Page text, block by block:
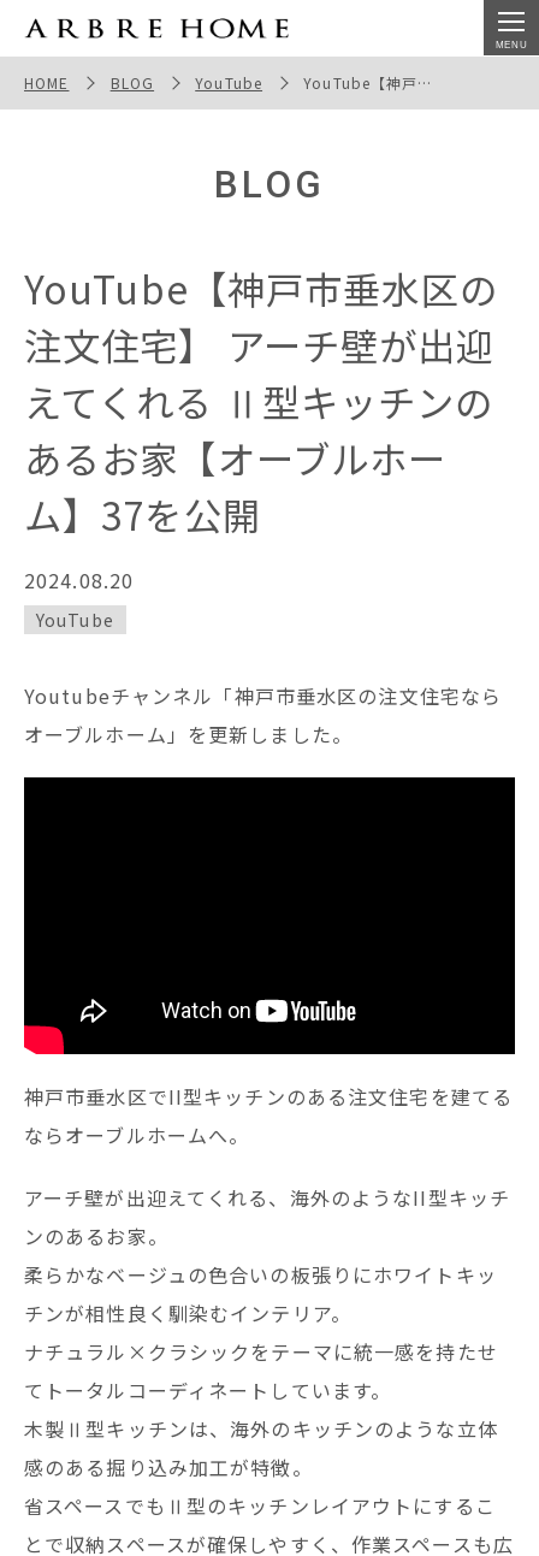
YouTube【神戸市垂水区の注文住宅】 アーチ壁が出迎え
てくれる Ⅱ型キッチンのあるお家【オーブルホーム】37
を公開
HOME BLOG YouTube YouTube【神戸市垂水区の注文住宅】 アーチ壁が出迎えてくれる Ⅱ型キッチンのあるお家【オーブルホーム】37を公開
BLOG
YouTube【神戸市垂水区の
注文住宅】 アーチ壁が出迎
えてくれる Ⅱ型キッチンの
あるお家【オーブルホー
ム】37を公開
2024.08.20
YouTube
Youtubeチャンネル「神戸市垂水区の注文住宅なら
オーブルホーム」を更新しました。
神戸市垂水区でII型キッチンのある注文住宅を建てる
ならオーブルホームへ。
アーチ壁が出迎えてくれる、海外のようなII型キッチ
ンのあるお家。
柔らかなベージュの色合いの板張りにホワイトキッ
チンが相性良く馴染むインテリア。
ナチュラル×クラシックをテーマに統一感を持たせ
てトータルコーディネートしています。
木製Ⅱ型キッチンは、海外のキッチンのような立体
感のある掘り込み加工が特徴。
省スペースでもⅡ型のキッチンレイアウトにするこ
とで収納スペースが確保しやすく、作業スペースも広